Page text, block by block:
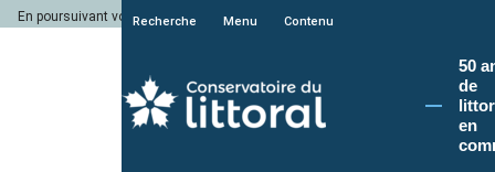
En poursuivant votre navigation sur le site du Conservatoire du littoral, vous
Recherche Menu Contenu
50
de
en